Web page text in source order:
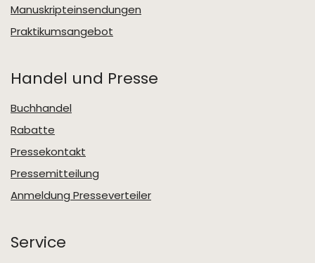
Manuskripteinsendungen
Praktikumsangebot
Handel und Presse
Buchhandel
Rabatte
Pressekontakt
Pressemitteilung
Anmeldung Presseverteiler
Service